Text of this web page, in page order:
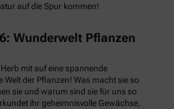
auf die Spur kommen!
Wunderwelt Pflanzen
mit auf eine spannende
Welt der Pflanzen! Was macht sie so
sie und warum sind sie für uns so
ihr geheimnisvolle Gewächse,